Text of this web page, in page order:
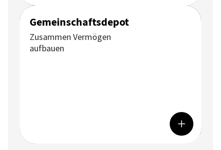
Gemeinschaftsdepot
Zusammen Vermögen
aufbauen